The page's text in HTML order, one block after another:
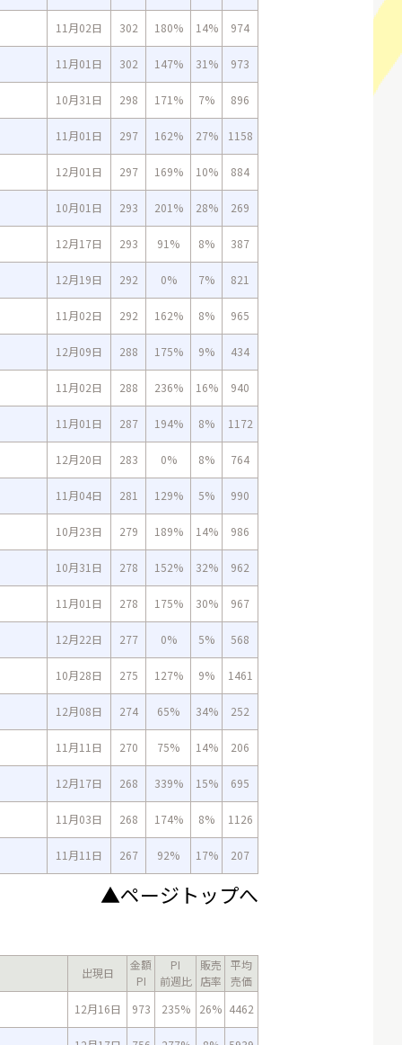
11月02日 302 180% 14% 974
11月01日 302 147% 31% 973
10月31日 298 171% 7% 896
11月01日 297 162% 27% 1158
12月01日 297 169% 10% 884
10月01日 293 201% 28% 269
12月17日 293 91% 8% 387
12月19日 292 0% 7% 821
11月02日 292 162% 8% 965
12月09日 288 175% 9% 434
11月02日 288 236% 16% 940
11月01日 287 194% 8% 1172
12月20日 283 0% 8% 764
11月04日 281 129% 5% 990
10月23日 279 189% 14% 986
10月31日 278 152% 32% 962
11月01日 278 175% 30% 967
12月22日 277 0% 5% 568
10月28日 275 127% 9% 1461
12月08日 274 65% 34% 252
11月11日 270 75% 14% 206
12月17日 268 339% 15% 695
11月03日 268 174% 8% 1126
11月11日 267 92% 17% 207
▲ページトップへ
出現日
金額
PI
PI
前週比
販売
店率
平均
売価
12月16日
973 235% 26% 4462